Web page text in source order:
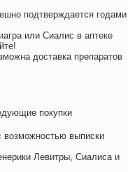
подтверждается годами
или Сиалис в аптеке
доставка препаратов
покупки
выписки
Левитры, Сиалиса и